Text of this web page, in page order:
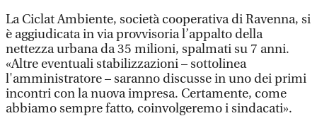
La Ciclat Ambiente, società cooperativa di Ravenna, si
è aggiudicata in via provvisoria l’appalto della
nettezza urbana da 35 milioni, spalmati su 7 anni.
«Altre eventuali stabilizzazioni – sottolinea
l'amministratore – saranno discusse in uno dei primi
incontri con la nuova impresa. Certamente, come
abbiamo sempre fatto, coinvolgeremo i sindacati».